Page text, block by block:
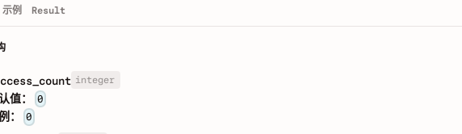
示例 Result
integer
值： 0
： 0